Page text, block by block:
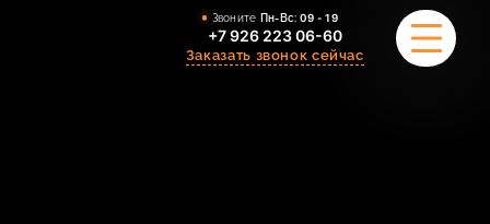
Звоните Пн-Вс: 09 - 19
+7 926 223 06-60
Заказать звонок сейчас